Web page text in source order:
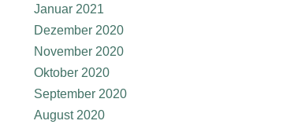
Januar 2021
Dezember 2020
November 2020
Oktober 2020
September 2020
August 2020